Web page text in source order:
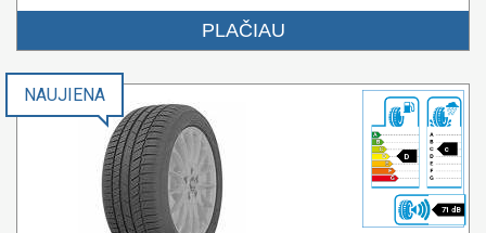
PLAČIAU
D
c
71 dB
NAUJIENA